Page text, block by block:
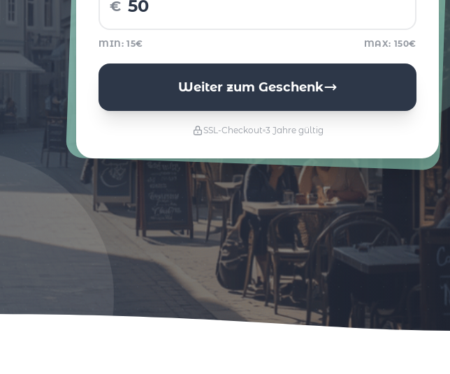
€
MIN: 15€ MAX: 150€
Weiter zum Geschenk
SSL-Checkout 3 Jahre gültig